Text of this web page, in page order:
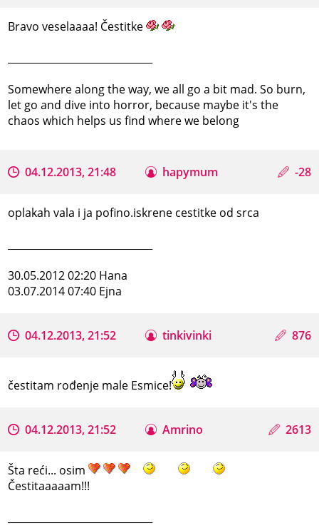
Bravo veselaaaa! Čestitke
Somewhere along the way, we all go a bit mad. So burn,
let go and dive into horror, because maybe it's the
chaos which helps us find where we belong
04.12.2013, 21:48 hapymum -28
oplakah vala i ja pofino.iskrene cestitke od srca
30.05.2012 02:20 Hana
03.07.2014 07:40 Ejna
04.12.2013, 21:52 tinkivinki 876
čestitam rođenje male Esmice!
04.12.2013, 21:52 Amrino 2613
Šta reći... osim
Čestitaaaaam!!!